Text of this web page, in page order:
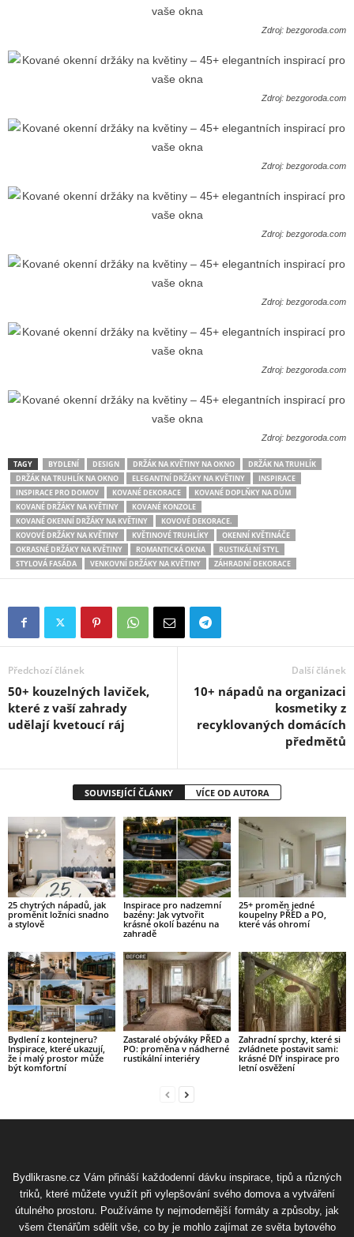
Zdroj: bezgoroda.com
Zdroj: bezgoroda.com
Zdroj: bezgoroda.com
Zdroj: bezgoroda.com
Zdroj: bezgoroda.com
Zdroj: bezgoroda.com
Zdroj: bezgoroda.com
TAGY BYDLENÍ DESIGN DRŽÁK NA KVĚTINY NA OKNO
DRŽÁK NA TRUHLÍK
DRŽÁK NA TRUHLÍK NA OKNO
ELEGANTNÍ DRŽÁKY NA KVĚTINY
INSPIRACE
INSPIRACE PRO DOMOV
KOVANÉ DEKORACE
KOVANÉ DOPLŇKY NA DŮM
KOVANÉ DRŽÁKY NA KVĚTINY
KOVANÉ KONZOLE
KOVANÉ OKENNÍ DRŽÁKY NA KVĚTINY
KOVOVÉ DEKORACE.
KOVOVÉ DRŽÁKY NA KVĚTINY
KVĚTINOVÉ TRUHLÍKY
OKENNÍ KVĚTINÁČE
OKRASNÉ DRŽÁKY NA KVĚTINY
ROMANTICKÁ OKNA
RUSTIKÁLNÍ STYL
STYLOVÁ FASÁDA
VENKOVNÍ DRŽÁKY NA KVĚTINY ZÁHRADNÍ DEKORACE
Předchozí článek
50+ kouzelných laviček,
které z vaší zahrady
udělají kvetoucí ráj
Další článek
10+ nápadů na organizaci
kosmetiky z
recyklovaných domácích
předmětů
SOUVISEJÍCÍ ČLÁNKY VÍCE OD AUTORA
25 chytrých nápadů, jak
proměnit ložnici snadno
a stylově
Inspirace pro nadzemní
bazény: Jak vytvořit
krásné okolí bazénu na
zahradě
25+ proměn jedné
koupelny PŘED a PO,
které vás ohromí
Bydlení z kontejneru?
Inspirace, které ukazují,
že i malý prostor může
být komfortní
Zastaralé obýváky PŘED a
PO: proměna v nádherné
rustikální interiéry
Zahradní sprchy, které si
zvládnete postavit sami:
krásné DIY inspirace pro
letní osvěžení
Bydlikrasne.cz Vám přináší každodenní dávku inspirace, tipů a různých
triků, které můžete využít při vylepšování svého domova a vytváření
útulného prostoru. Používáme ty nejmodernější formáty a způsoby, jak
všem čtenářům sdělit vše, co by je mohlo zajímat ze světa bytového